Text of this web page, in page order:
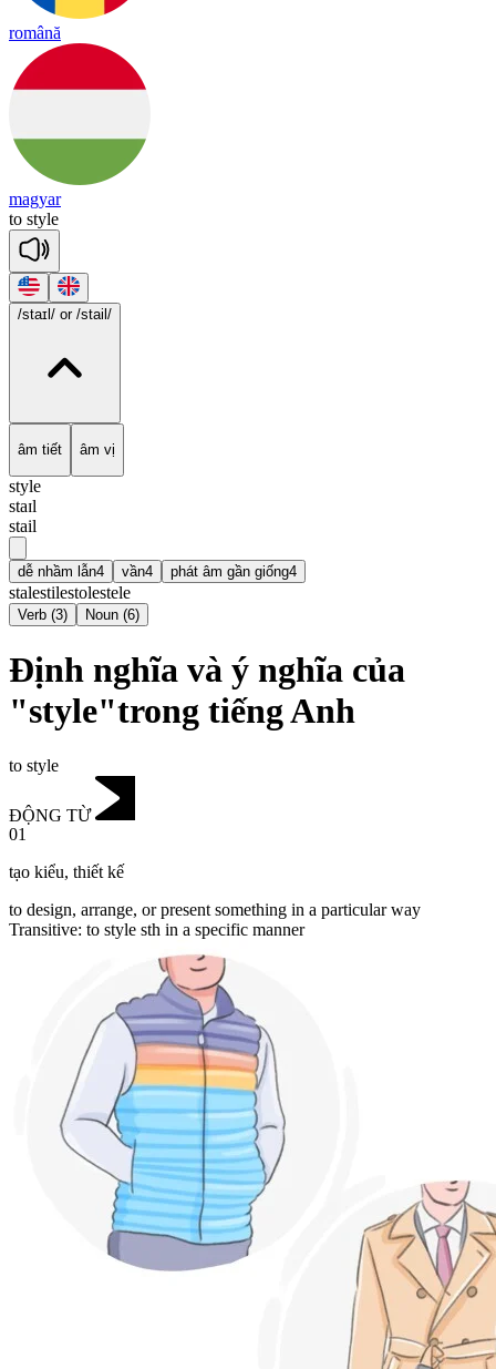
română
magyar
to style
/staɪl/ or /stail/
âm tiết âm vị
style
staɪl
stail
dễ nhầm lẫn4 vần4 phát âm gần giống4
stalestilestolestele
Verb (3) Noun (6)
Định nghĩa và ý nghĩa của
"style"trong tiếng Anh
to style
ĐỘNG TỪ
01
tạo kiểu, thiết kế
to design, arrange, or present something in a particular way
Transitive: to style sth in a specific manner